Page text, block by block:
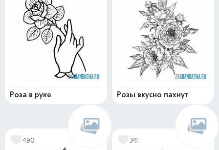
Роза в руке Розы вкусно пахнут
490 341